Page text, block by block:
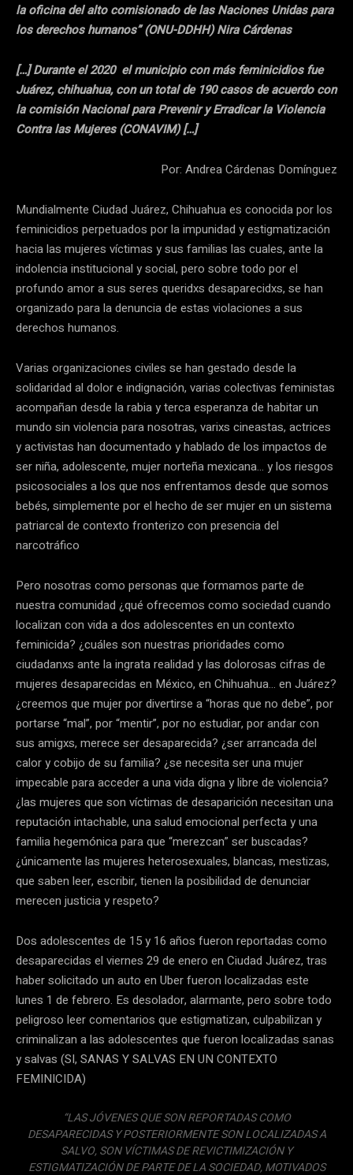
la oficina del alto comisionado de las Naciones Unidas para
los derechos humanos” (ONU-DDHH) Nira Cárdenas
[…] Durante el 2020 el municipio con más feminicidios fue
Juárez, chihuahua, con un total de 190 casos de acuerdo con
la comisión Nacional para Prevenir y Erradicar la Violencia
Contra las Mujeres (CONAVIM) […]
Por: Andrea Cárdenas Domínguez
Mundialmente Ciudad Juárez, Chihuahua es conocida por los
feminicidios perpetuados por la impunidad y estigmatización
hacia las mujeres víctimas y sus familias las cuales, ante la
indolencia institucional y social, pero sobre todo por el
profundo amor a sus seres queridxs desaparecidxs, se han
organizado para la denuncia de estas violaciones a sus
derechos humanos.
Varias organizaciones civiles se han gestado desde la
solidaridad al dolor e indignación, varias colectivas feministas
acompañan desde la rabia y terca esperanza de habitar un
mundo sin violencia para nosotras, varixs cineastas, actrices
y activistas han documentado y hablado de los impactos de
ser niña, adolescente, mujer norteña mexicana… y los riesgos
psicosociales a los que nos enfrentamos desde que somos
bebés, simplemente por el hecho de ser mujer en un sistema
patriarcal de contexto fronterizo con presencia del
narcotráfico
Pero nosotras como personas que formamos parte de
nuestra comunidad ¿qué ofrecemos como sociedad cuando
localizan con vida a dos adolescentes en un contexto
feminicida? ¿cuáles son nuestras prioridades como
ciudadanxs ante la ingrata realidad y las dolorosas cifras de
mujeres desaparecidas en México, en Chihuahua… en Juárez?
¿creemos que mujer por divertirse a “horas que no debe”, por
portarse “mal”, por “mentir”, por no estudiar, por andar con
sus amigxs, merece ser desaparecida? ¿ser arrancada del
calor y cobijo de su familia? ¿se necesita ser una mujer
impecable para acceder a una vida digna y libre de violencia?
¿las mujeres que son víctimas de desaparición necesitan una
reputación intachable, una salud emocional perfecta y una
familia hegemónica para que “merezcan” ser buscadas?
¿únicamente las mujeres heterosexuales, blancas, mestizas,
que saben leer, escribir, tienen la posibilidad de denunciar
merecen justicia y respeto?
Dos adolescentes de 15 y 16 años fueron reportadas como
desaparecidas el viernes 29 de enero en Ciudad Juárez, tras
haber solicitado un auto en Uber fueron localizadas este
lunes 1 de febrero. Es desolador, alarmante, pero sobre todo
peligroso leer comentarios que estigmatizan, culpabilizan y
criminalizan a las adolescentes que fueron localizadas sanas
y salvas (SI, SANAS Y SALVAS EN UN CONTEXTO
FEMINICIDA)
“LAS JÓVENES QUE SON REPORTADAS COMO
DESAPARECIDAS Y POSTERIORMENTE SON LOCALIZADAS A
SALVO, SON VÍCTIMAS DE REVICTIMIZACIÓN Y
ESTIGMATIZACIÓN DE PARTE DE LA SOCIEDAD, MOTIVADOS